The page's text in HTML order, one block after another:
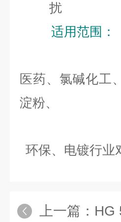
扰
适用范围：
医药、氯碱化工
淀粉、
环保、电镀行业
上一篇： HG